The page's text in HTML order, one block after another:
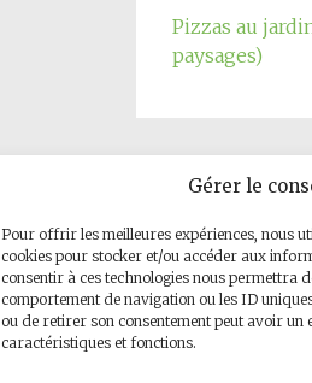
Gérer le
Pour offrir les meilleures expériences, nous
cookies pour stocker et/ou accéder aux
consentir à ces technologies nous permettra
comportement de navigation ou les ID
ou de retirer son consentement peut avoir un
caractéristiques et fonctions.
Pizzas au
paysages)
Notre